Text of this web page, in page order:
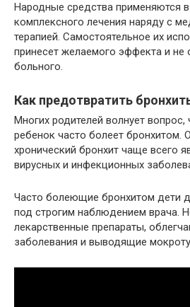
Народные средства применяются в
комплексного лечения наряду с
терапией. Самостоятельное их
принесет желаемого эффекта и не
больного.
Как предотвратить
Многих родителей волнует вопрос,
ребенок часто болеет бронхитом.
хронический бронхит чаще всего
вирусных и инфекционных
Часто болеющие бронхитом дети
под строгим наблюдением врача.
лекарственные препараты,
заболевания и выводящие